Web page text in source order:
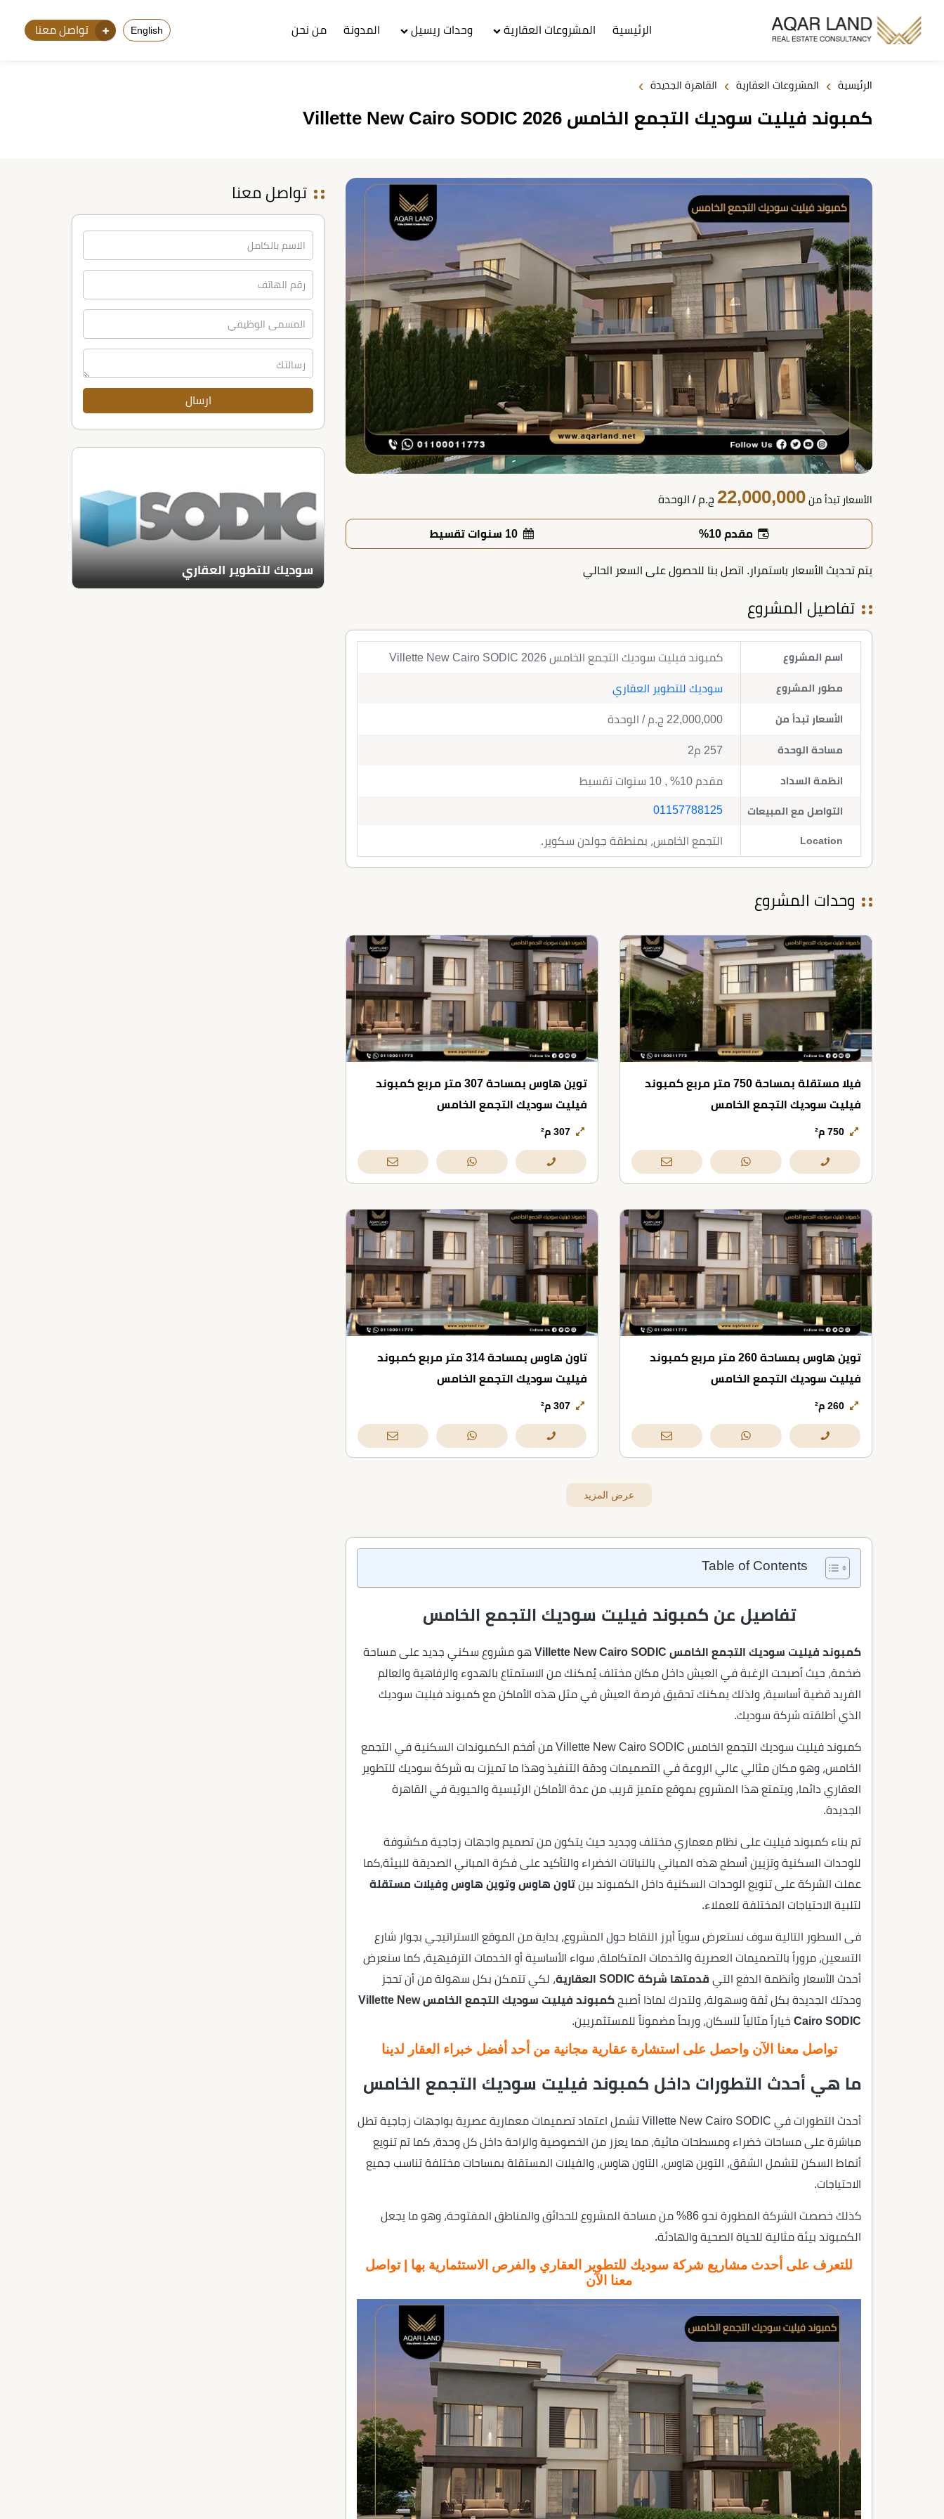
الرئيسية المشروعات العقارية وحدات ريسيل المدونة من نحن English تواصل معنا
الرئيسية › المشروعات العقارية › القاهرة الجديدة ›
كمبوند فيليت سوديك التجمع الخامس 2026 Villette New Cairo SODIC
الأسعار تبدأ من 22,000,000 ج.م / الوحدة
مقدم 10% 10 سنوات تقسيط
يتم تحديث الأسعار باستمرار. اتصل بنا للحصول على السعر الحالي
تفاصيل المشروع
اسم المشروع كمبوند فيليت سوديك التجمع الخامس 2026 Villette New Cairo SODIC
مطور المشروع سوديك للتطوير العقاري
الأسعار تبدأ من 22,000,000 ج.م / الوحدة
مساحة الوحدة 257 م2
انظمة السداد مقدم 10% , 10 سنوات تقسيط
التواصل مع المبيعات 01157788125
Location التجمع الخامس، بمنطقة جولدن سكوير.
وحدات المشروع
فيلا مستقلة بمساحة 750 متر مربع كمبوند
فيليت سوديك التجمع الخامس
750 م²
توين هاوس بمساحة 307 متر مربع كمبوند
فيليت سوديك التجمع الخامس
307 م²
توين هاوس بمساحة 260 متر مربع كمبوند
فيليت سوديك التجمع الخامس
260 م²
تاون هاوس بمساحة 314 متر مربع كمبوند
فيليت سوديك التجمع الخامس
307 م²
عرض المزيد
Table of Contents
تفاصيل عن كمبوند فيليت سوديك التجمع الخامس
كمبوند فيليت سوديك التجمع الخامس Villette New Cairo SODIC
هو مشروع سكني جديد على مساحة
ضخمة، حيث أصبحت الرغبة في العيش داخل مكان مختلف يُمكنك من الاستمتاع بالهدوء والرفاهية والعالم
الفريد قضية أساسية، ولذلك يمكنك تحقيق فرصة العيش في مثل هذه الأماكن مع كمبوند فيليت سوديك
الذي أطلقته شركة سوديك.
كمبوند فيليت سوديك التجمع الخامس Villette New Cairo SODIC من أفخم الكمبوندات السكنية في التجمع
الخامس، وهو مكان مثالي عالي الروعة في التصميمات ودقة التنفيذ وهذا ما تميزت به شركة سوديك للتطوير
العقاري دائما، ويتمتع هذا المشروع بموقع متميز قريب من عدة الأماكن الرئيسية والحيوية في القاهرة
الجديدة.
تم بناء كمبوند فيليت على نظام معماري مختلف وجديد حيث يتكون من تصميم واجهات زجاجية مكشوفة
للوحدات السكنية وتزيين أسطح هذه المباني بالنباتات الخضراء والتأكيد على فكرة المباني الصديقة للبيئة،كما
عملت الشركة على تنويع الوحدات السكنية داخل الكمبوند بين تاون هاوس وتوين هاوس وفيلات مستقلة
لتلبية الاحتياجات المختلفة للعملاء.
فى السطور التالية سوف نستعرض سوياً أبرز النقاط حول المشروع، بداية من الموقع الاستراتيجي بجوار شارع
التسعين، مروراً بالتصميمات العصرية والخدمات المتكاملة، سواء الأساسية أو الخدمات الترفيهية، كما سنعرض
أحدث الأسعار وأنظمة الدفع التي قدمتها شركة SODIC العقارية
، لكي تتمكن بكل سهولة من أن تحجز
وحدتك الجديدة بكل ثقة وسهولة، ولتدرك لماذا أصبح
كمبوند فيليت سوديك التجمع الخامس Villette New
Cairo SODIC خياراً مثالياً للسكان، وربحاً مضموناً للمستثمريين.
تواصل معنا الآن واحصل على استشارة عقارية مجانية من أحد أفضل خبراء العقار لدينا
ما هي أحدث التطورات داخل كمبوند فيليت سوديك التجمع الخامس
أحدث التطورات في Villette New Cairo SODIC تشمل اعتماد تصميمات معمارية عصرية بواجهات زجاجية تطل
مباشرة على مساحات خضراء ومسطحات مائية، مما يعزز من الخصوصية والراحة داخل كل وحدة، كما تم تنويع
أنماط السكن لتشمل الشقق، التوين هاوس، التاون هاوس، والفيلات المستقلة بمساحات مختلفة تناسب جميع
الاحتياجات.
كذلك خصصت الشركة المطورة نحو 86% من مساحة المشروع للحدائق والمناطق المفتوحة، وهو ما يجعل
الكمبوند بيئة مثالية للحياة الصحية والهادئة.
للتعرف على أحدث مشاريع شركة سوديك للتطوير العقاري والفرص الاستثمارية بها | تواصل
معنا الآن
تواصل معنا
سوديك للتطوير العقاري